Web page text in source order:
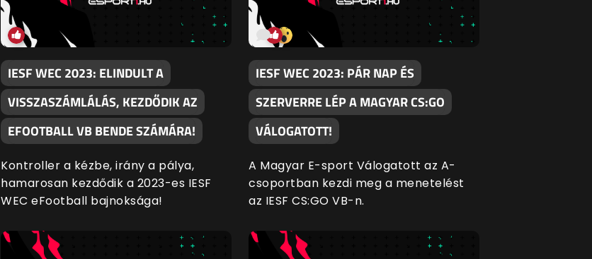
IESF WEC 2023: ELINDULT A
VISSZASZÁMLÁLÁS, KEZDŐDIK AZ
EFOOTBALL VB BENDE SZÁMÁRA!
Kontroller a kézbe, irány a pálya,
hamarosan kezdődik a 2023-es IESF
WEC eFootball bajnoksága!
IESF WEC 2023: PÁR NAP ÉS
SZERVERRE LÉP A MAGYAR CS:GO
VÁLOGATOTT!
A Magyar E-sport Válogatott az A-
csoportban kezdi meg a menetelést
az IESF CS:GO VB-n.